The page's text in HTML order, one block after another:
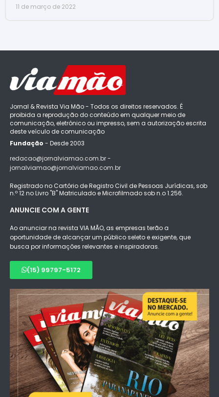
11 de março de 2022
Jornal & Revista Via Mão - Todos os direitos reservados. É
proibida a reprodução do conteúdo em qualquer meio de
comunicação, eletrônico ou impresso, sem a autorização escrita
deste veículo de comunicação
Fundação - Desde 2003
redacao@jornalviamao.com.br -
jornalviamao@jornalviamao.com.br
Registrado no Cartório de Registro Civil de Pessoas Jurídicas, sob
n.º 12 no Livro "B" Matriculado e Microfilmado sob n.o 1.256.
ANUNCIE COM A GENTE
Ao anunciar na revista VIA MÃO, as empresas terão a
oportunidade de alcançar um público seleto e exigente, que
busca por informações relevantes e inspiradoras.
(15) 99797-5172